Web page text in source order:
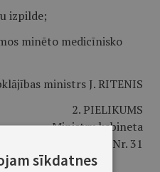
izpilde;
minēto medicīnisko
ministrs J. RITENIS
2. PIELIKUMS
Ministru kabineta
noteikumiem Nr. 31
sīkdatnes